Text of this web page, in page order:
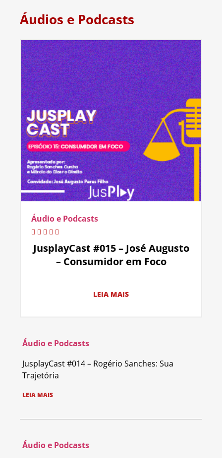
Áudios e Podcasts
Áudio e Podcasts
JusplayCast #015 – José Augusto
– Consumidor em Foco
LEIA MAIS
Áudio e Podcasts
JusplayCast #014 – Rogério Sanches: Sua
Trajetória
LEIA MAIS
Áudio e Podcasts